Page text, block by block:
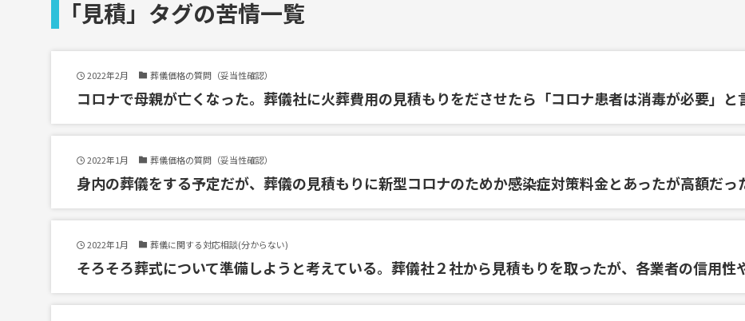
「見積」タグの苦情一覧
2022年2月 葬儀価格の質問（妥当性確認）
コロナで母親が亡くなった。葬儀社に火葬費用の見積もりをださせたら「コロナ患者は消毒が必要」と
2022年1月 葬儀価格の質問（妥当性確認）
身内の葬儀をする予定だが、葬儀の見積もりに新型コロナのためか感染症対策料金とあったが高額だっ
2022年1月 葬儀に関する対応相談(分からない)
そろそろ葬式について準備しようと考えている。葬儀社２社から見積もりを取ったが、各業者の信用性